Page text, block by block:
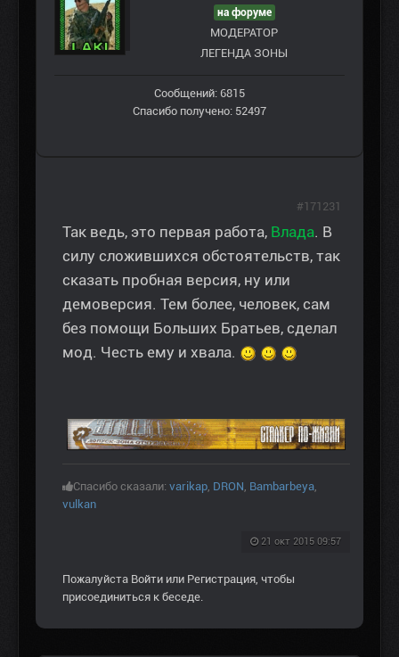
на форуме
МОДЕРАТОР
ЛЕГЕНДА ЗОНЫ
Сообщений: 6815
Спасибо получено: 52497
Так ведь, это первая работа, Влада. В
силу сложившихся обстоятельств, так
сказать пробная версия, ну или
демоверсия. Тем более, человек, сам
без помощи Больших Братьев, сделал
мод. Честь ему и хвала.
Спасибо сказали: varikap, DRON, Bambarbeya,
vulkan
21 окт 2015 09:57
#171231
Пожалуйста Войти или Регистрация, чтобы
присоединиться к беседе.